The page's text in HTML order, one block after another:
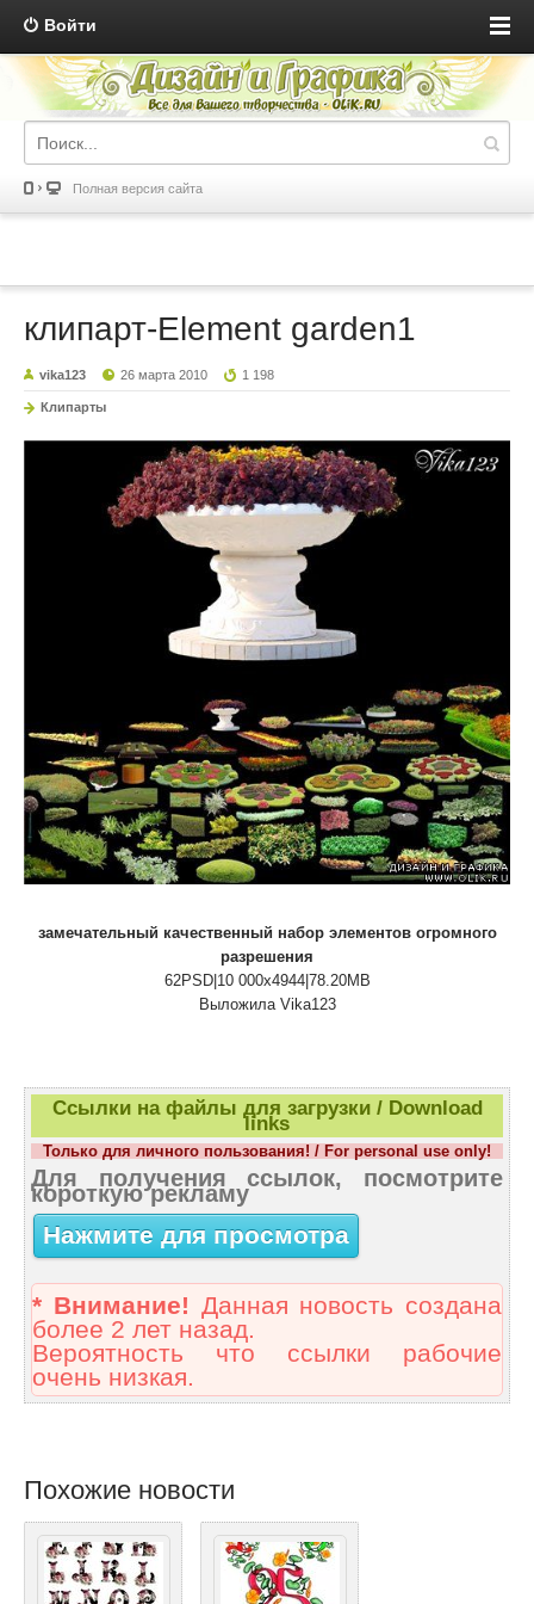
Войти
Полная версия сайта
клипарт-Element garden1
vika123 26 марта 2010 1 198
Клипарты
замечательный качественный набор элементов огромного
разрешения
62PSD|10 000x4944|78.20MB
Выложила Vika123
Ссылки на файлы для загрузки / Download
links
Только для личного пользования! / For personal use only!
Для получения ссылок, посмотрите
короткую рекламу
Нажмите для просмотра
* Внимание! Данная новость создана
более 2 лет назад.
Вероятность что ссылки рабочие
очень низкая.
Похожие новости